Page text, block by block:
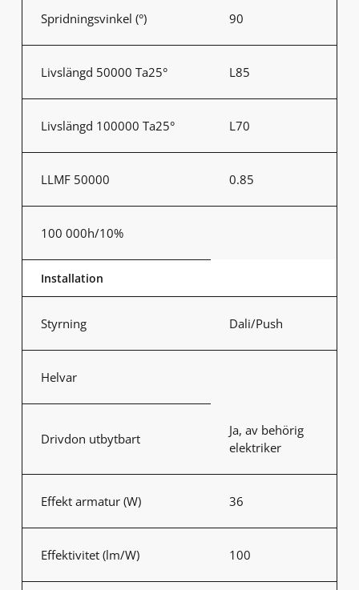
Spridningsvinkel (°) 90
Livslängd 50000 Ta25° L85
Livslängd 100000 Ta25° L70
LLMF 50000 0.85
100 000h/10%
Installation
Styrning Dali/Push
Helvar
Drivdon utbytbart
Ja, av behörig
elektriker
Effekt armatur (W) 36
Effektivitet (lm/W) 100